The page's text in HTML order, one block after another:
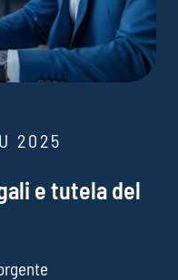
2025
e tutela del